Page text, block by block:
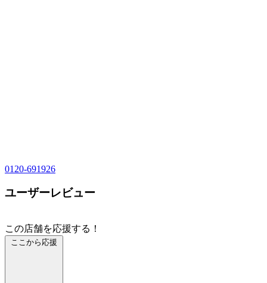
0120-691926
ユーザーレビュー
この店舗を応援する！
ここから応援